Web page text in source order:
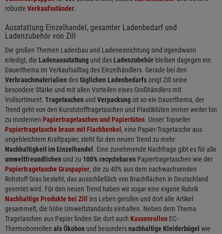
robuste Verkaufsständer.
Ausstattung Einzelhandel, gesamter Ladenbedarf und
Ladenzubehör von Zill
Die großen Themen Ladenbau und Ladeneinrichtung sind irgendwann
erledigt, die Ladenausstattung und das Ladenzubehör bleiben dagegen ein
Dauerthema im Verkaufsalltag des Einzelhändlers. Gerade bei den
Verbrauchmaterialien destäglichen Ladenbedarfszeigt Zill seine
besondere Stärke und mit allen Vorteilen eines Großhändlers mit
Vollsortiment. Tragetaschen und Verpackung ist so ein Dauerthema, der
Trend geht von den Kunststofftragetaschen und Plastiktüten immer weiter hin
zu modernen Papiertragetaschen und Papiertüten. Unser Topseller
Papiertragetasche braun mit Flachhenkel , eine Papier-Tragetasche aus
ungebleichtem Kraftpapier, steht für den neuen Trend zu mehr
Nachhaltigkeit im Einzelhandel . Eine zunehmende Nachfrage gibt es für alle
umweltfreundlichen und zu 100% recyclebaren Papiertragetaschen wie der
Papiertragetasche Graspapier, die zu 40% aus dem nachwachsenden
Rohstoff Gras besteht, das ausschließlich von Brachflächen in Deutschland
geerntet wird. Für den neuen Trend haben wir sogar eine eigene Rubrik
Nachhaltige Produkte bei Zill
ins Leben gerufen und dort alle Artikel
gesammelt, die höhe Umweltstandards einhalten. Neben dem Thema
Tragetaschen aus Papier finden Sie dort auch Kassenrollen EC-
Thermobonrollen als Ökobon und besondersnachhaltige Kleiderbügel wie